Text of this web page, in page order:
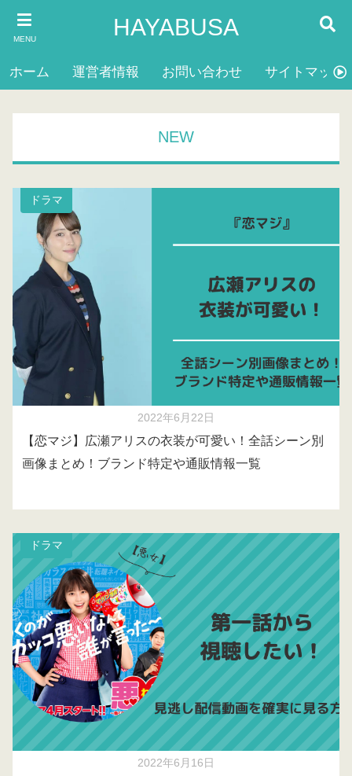
MENU HAYABUSA
ホーム 運営者情報 お問い合わせ サイトマップ
NEW
ドラマ
2022年6月22日
【恋マジ】広瀬アリスの衣装が可愛い！全話シーン別
画像まとめ！ブランド特定や通販情報一覧
ドラマ
2022年6月16日